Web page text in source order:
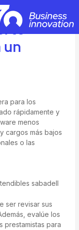
un
para los
rápidamente y
menos
cargos más bajos
o las
ser revisar sus
evalúe los
prestamistas para